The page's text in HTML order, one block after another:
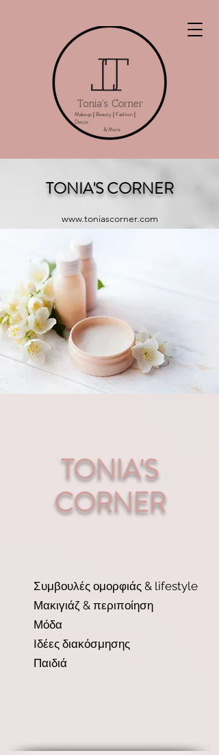
Makeup|Beauty|Fashion|
Decor
& More
TONIA'S CORNER
www.toniascorner.com
TONIA'S
CORNER
Συμβουλές ομορφιάς & lifestyle
Μακιγιάζ & περιποίηση
Μόδα
Ιδέες διακόσμησης
Παιδιά